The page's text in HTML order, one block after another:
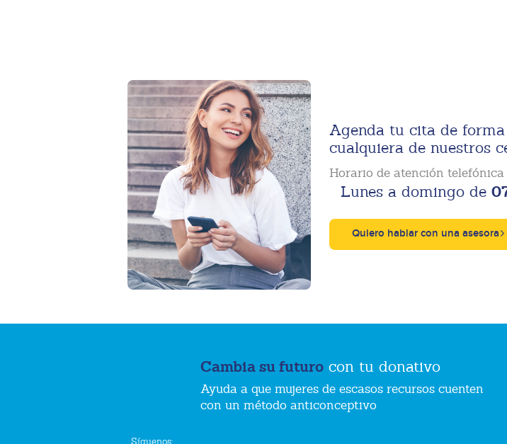
Agenda tu cita de forma
cualquiera de nuestros
Horario de atención
Lunes a domingo de
Quiero hablar con una asesora
Cambia su futuro con tu donativo
Ayuda a que mujeres de escasos recursos cuenten
con un método anticonceptivo